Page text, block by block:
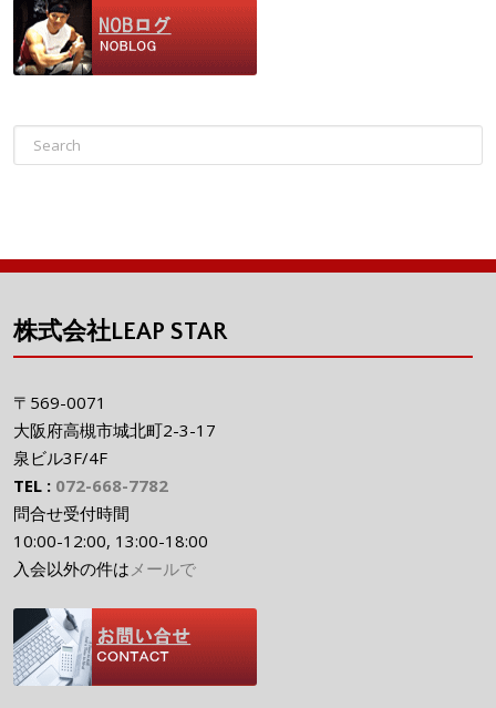
株式会社LEAP STAR
〒569-0071
大阪府高槻市城北町2-3-17
泉ビル3F/4F
TEL : 072-668-7782
問合せ受付時間
10:00-12:00, 13:00-18:00
入会以外の件はメールで